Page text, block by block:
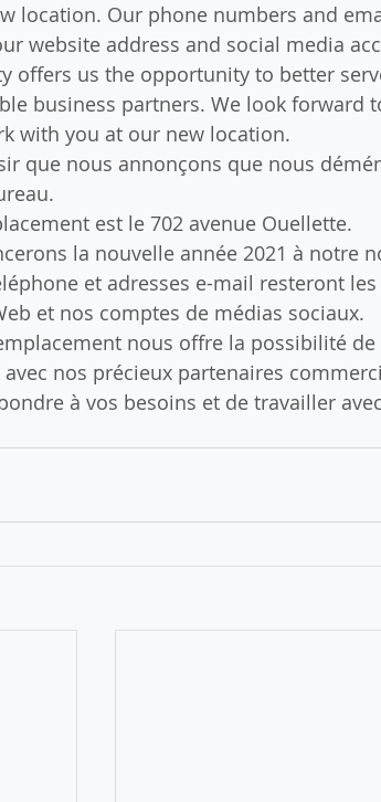
location. Our phone numbers and
website address and social media
offers us the opportunity to better
business partners. We look forward
with you at our new location.
que nous annonçons que nous
est le 702 avenue Ouellette.
la nouvelle année 2021 à notre
et adresses e-mail resteront
et nos comptes de médias sociaux.
nous offre la possibilité
nos précieux partenaires
à vos besoins et de travailler